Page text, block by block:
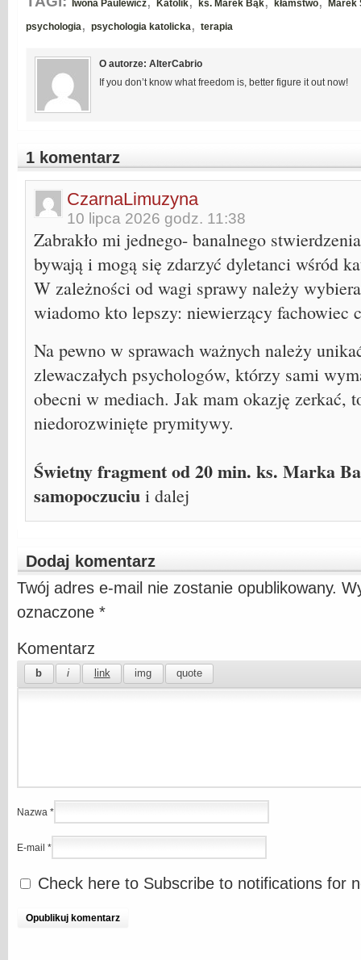
Iwona Paulewicz Katolik ks. Marek Bąk kłamstwo Marek
psychologia, psychologia katolicka, terapia
O autorze: AlterCabrio
If you don’t know what freedom is, better figure it out now!
1 komentarz
CzarnaLimuzyna
10 lipca 2026 godz. 11:38
Zabrakło mi jednego- banalnego
bywają i mogą się zdarzyć dyletanci wśród
W zależności od wagi sprawy należy
wiadomo kto lepszy: niewierzący fachowiec
Na pewno w sprawach ważnych należy
zlewaczałych psychologów, którzy sami
obecni w mediach. Jak mam okazję zerkać,
niedorozwinięte prymitywy.
Świetny fragment od 20 min. ks. Marka
samopoczuciu i dalej
Dodaj komentarz
Twój adres e-mail nie zostanie opublikowany.
oznaczone *
Komentarz
Nazwa *
E-mail *
Check here to Subscribe to notifications for